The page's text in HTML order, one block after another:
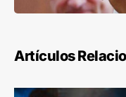
Artículos